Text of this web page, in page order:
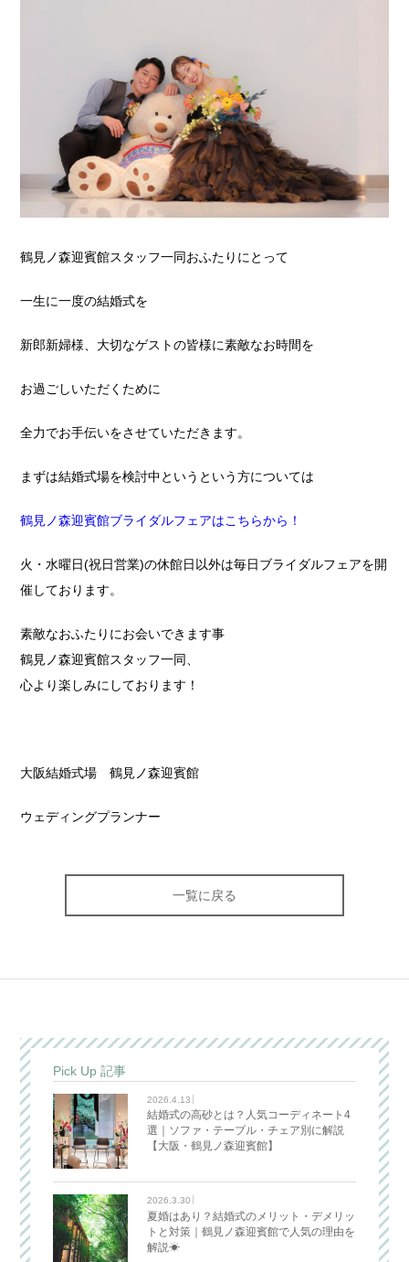
鶴見ノ森迎賓館スタッフ一同おふたりにとって
一生に一度の結婚式を
新郎新婦様、大切なゲストの皆様に素敵なお時間を
お過ごしいただくために
全力でお手伝いをさせていただきます。
まずは結婚式場を検討中というという方については
鶴見ノ森迎賓館ブライダルフェアはこちらから！
火・水曜日(祝日営業)の休館日以外は毎日ブライダルフェアを開
催しております。
素敵なおふたりにお会いできます事
鶴見ノ森迎賓館スタッフ一同、
心より楽しみにしております！
大阪結婚式場 鶴見ノ森迎賓館
ウェディングプランナー
一覧に戻る
Pick Up 記事
2026.4.13
結婚式の高砂とは？人気コーディネート4
選｜ソファ・テーブル・チェア別に解説
【大阪・鶴見ノ森迎賓館】
2026.3.30
夏婚はあり？結婚式のメリット・デメリッ
トと対策｜鶴見ノ森迎賓館で人気の理由を
解説☀